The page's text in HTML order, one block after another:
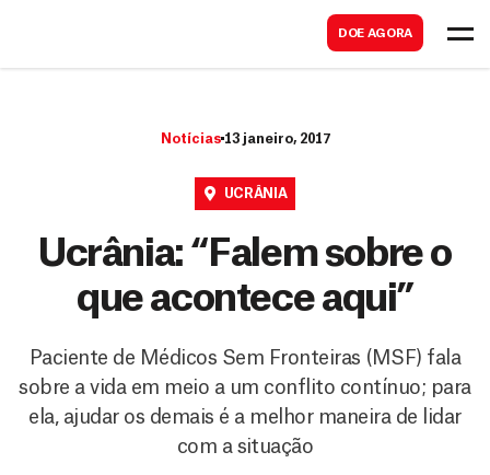
DOE AGORA
r
Notícias 13 janeiro, 2017
UCRÂNIA
Ucrânia: “Falem sobre o
que acontece aqui”
Paciente de Médicos Sem Fronteiras (MSF) fala
sobre a vida em meio a um conflito contínuo; para
ela, ajudar os demais é a melhor maneira de lidar
com a situação
a
r